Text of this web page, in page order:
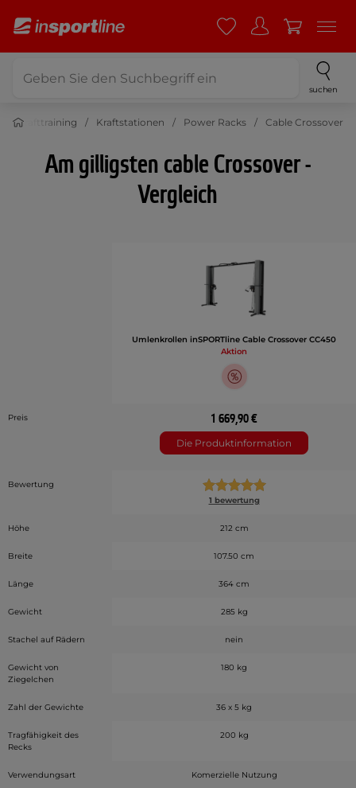
suchen
Krafttraining Kraftstationen Power Racks Cable Crossover
Am gilligsten cable Crossover -
Vergleich
Umlenkrollen inSPORTline Cable Crossover CC450
Aktion
Preis 1 669,90 €
Die Produktinformation
Bewertung
1 bewertung
Höhe 212 cm
Breite 107.50 cm
Länge 364 cm
Gewicht 285 kg
Stachel auf Rädern nein
Gewicht von
Ziegelchen
180 kg
Zahl der Gewichte 36 x 5 kg
Tragfähigkeit des
Recks
200 kg
Verwendungsart Komerzielle Nutzung